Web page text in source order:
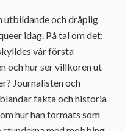
utbildande och dråplig
idag. På tal om det:
vår första
och hur ser villkoren ut
Journalisten och
fakta och historia
hur han formats som